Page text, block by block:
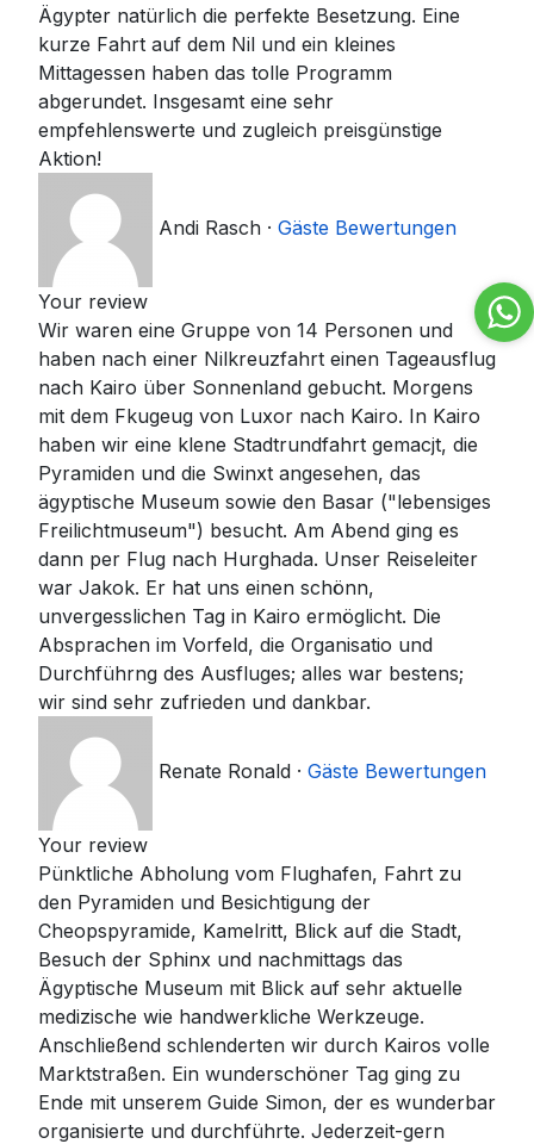
Ägypter natürlich die perfekte Besetzung. Eine
kurze Fahrt auf dem Nil und ein kleines
Mittagessen haben das tolle Programm
abgerundet. Insgesamt eine sehr
empfehlenswerte und zugleich preisgünstige
Aktion!
Andi Rasch · Gäste Bewertungen
Your review
Wir waren eine Gruppe von 14 Personen und
haben nach einer Nilkreuzfahrt einen Tageausflug
nach Kairo über Sonnenland gebucht. Morgens
mit dem Fkugeug von Luxor nach Kairo. In Kairo
haben wir eine klene Stadtrundfahrt gemacjt, die
Pyramiden und die Swinxt angesehen, das
ägyptische Museum sowie den Basar ("lebensiges
Freilichtmuseum") besucht. Am Abend ging es
dann per Flug nach Hurghada. Unser Reiseleiter
war Jakok. Er hat uns einen schönn,
unvergesslichen Tag in Kairo ermöglicht. Die
Absprachen im Vorfeld, die Organisatio und
Durchführng des Ausfluges; alles war bestens;
wir sind sehr zufrieden und dankbar.
Renate Ronald · Gäste Bewertungen
Your review
Pünktliche Abholung vom Flughafen, Fahrt zu
den Pyramiden und Besichtigung der
Cheopspyramide, Kamelritt, Blick auf die Stadt,
Besuch der Sphinx und nachmittags das
Ägyptische Museum mit Blick auf sehr aktuelle
medizische wie handwerkliche Werkzeuge.
Anschließend schlenderten wir durch Kairos volle
Marktstraßen. Ein wunderschöner Tag ging zu
Ende mit unserem Guide Simon, der es wunderbar
organisierte und durchführte. Jederzeit-gern